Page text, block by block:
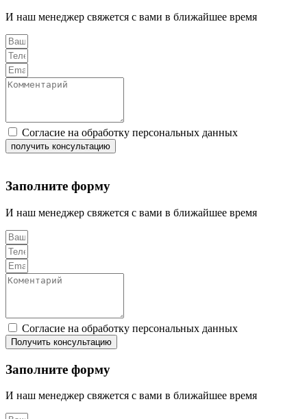
И наш менеджер свяжется с вами в ближайшее время
Согласие на обработку персональных данных
получить консультацию
Заполните форму
И наш менеджер свяжется с вами в ближайшее время
Согласие на обработку персональных данных
Получить консультацию
Заполните форму
И наш менеджер свяжется с вами в ближайшее время